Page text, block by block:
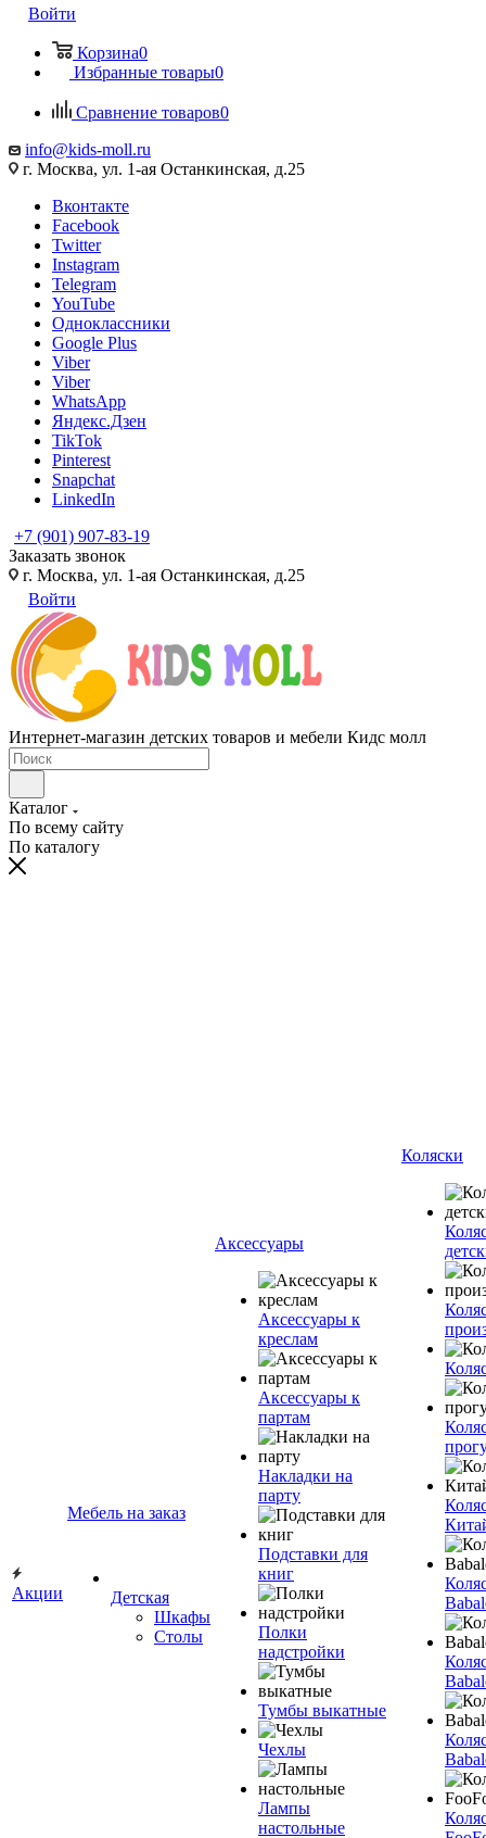
Войти
Корзина0
Избранные товары0
Сравнение товаров0
info@kids-moll.ru
г. Москва, ул. 1-ая Останкинская, д.25
Вконтакте
Facebook
Twitter
Instagram
Telegram
YouTube
Одноклассники
Google Plus
Viber
Viber
WhatsApp
Яндекс.Дзен
TikTok
Pinterest
Snapchat
LinkedIn
+7 (901) 907-83-19
Заказать звонок
г. Москва, ул. 1-ая Останкинская, д.25
Войти
Интернет-магазин детских товаров и мебели Кидс молл
Каталог
По всему сайту
По каталогу
Акции
Мебель на заказ
Детская
Шкафы
Столы
Аксессуары
Аксессуары к
креслам
Аксессуары к
партам
Накладки на
парту
Подставки для
книг
Полки
надстройки
Тумбы выкатные
Чехлы
Лампы
настольные
Коляски